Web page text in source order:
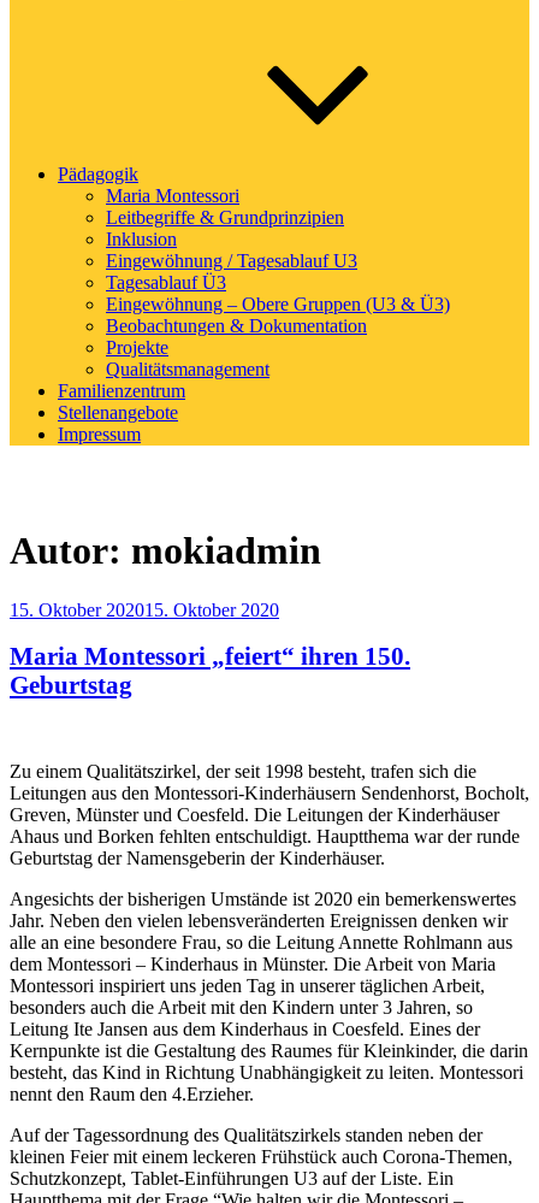
Pädagogik
Maria Montessori
Leitbegriffe & Grundprinzipien
Inklusion
Eingewöhnung / Tagesablauf U3
Tagesablauf Ü3
Eingewöhnung – Obere Gruppen (U3 & Ü3)
Beobachtungen & Dokumentation
Projekte
Qualitätsmanagement
Familienzentrum
Stellenangebote
Impressum
Autor: mokiadmin
Veröffentlicht
15. Oktober 202015. Oktober 2020
Maria Montessori „feiert“ ihren 150.
Geburtstag
Zu einem Qualitätszirkel, der seit 1998 besteht, trafen sich die
Leitungen aus den Montessori-Kinderhäusern Sendenhorst, Bocholt,
Greven, Münster und Coesfeld. Die Leitungen der Kinderhäuser
Ahaus und Borken fehlten entschuldigt. Hauptthema war der runde
Geburtstag der Namensgeberin der Kinderhäuser.
Angesichts der bisherigen Umstände ist 2020 ein bemerkenswertes
Jahr. Neben den vielen lebensveränderten Ereignissen denken wir
alle an eine besondere Frau, so die Leitung Annette Rohlmann aus
dem Montessori – Kinderhaus in Münster. Die Arbeit von Maria
Montessori inspiriert uns jeden Tag in unserer täglichen Arbeit,
besonders auch die Arbeit mit den Kindern unter 3 Jahren, so
Leitung Ite Jansen aus dem Kinderhaus in Coesfeld. Eines der
Kernpunkte ist die Gestaltung des Raumes für Kleinkinder, die darin
besteht, das Kind in Richtung Unabhängigkeit zu leiten. Montessori
nennt den Raum den 4.Erzieher.
Auf der Tagessordnung des Qualitätszirkels standen neben der
kleinen Feier mit einem leckeren Frühstück auch Corona-Themen,
Schutzkonzept, Tablet-Einführungen U3 auf der Liste. Ein